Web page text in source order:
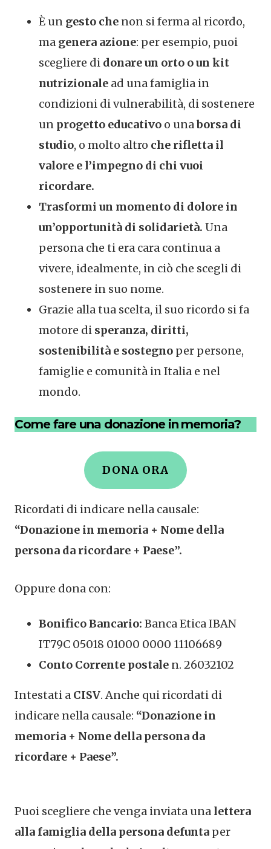
È un gesto che non si ferma al ricordo,
ma genera azione: per esempio, puoi
scegliere di donare un orto o un kit
nutrizionale ad una famiglia in
condizioni di vulnerabilità, di sostenere
un progetto educativo o unaborsa di
studio, o molto altro che rifletta il
valore e l’impegno di chi vuoi
ricordare.
Trasformi un momento di dolore in
un’opportunità di solidarietà. Una
persona che ti era cara continua a
vivere, idealmente, in ciò che scegli di
sostenere in suo nome.
Grazie alla tua scelta, il suo ricordo si fa
motore di speranza, diritti,
sostenibilità e sostegno per persone,
famiglie e comunità in Italia e nel
mondo.
Come fare una donazione in memoria?
DONA ORA
Ricordati di indicare nella causale:
“Donazione in memoria + Nome della
persona da ricordare + Paese”.
Oppure dona con:
Bonifico Bancario: Banca Etica IBAN
IT79C 05018 01000 0000 11106689
Conto Corrente postale n. 26032102
Intestati a CISV. Anche qui ricordati di
indicare nella causale: “Donazione in
memoria + Nome della persona da
ricordare + Paese”.
Puoi scegliere che venga inviata una lettera
alla famiglia della persona defunta per